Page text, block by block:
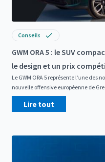
Conseils
GWM ORA 5 : le SUV
le design et un prix
Le GWM ORA 5 représente l’une des
nouvelle offensive européenne de
Lire tout